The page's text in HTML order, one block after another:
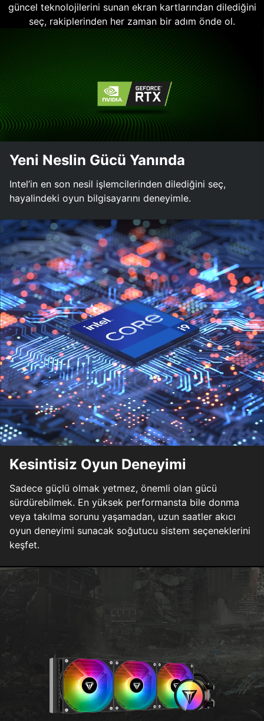
güncel teknolojilerini sunan ekran kartlarından dilediğini
seç, rakiplerinden her zaman bir adım önde ol.
Yeni Neslin Gücü Yanında
Intel’in en son nesil işlemcilerinden dilediğini seç,
hayalindeki oyun bilgisayarını deneyimle.
Kesintisiz Oyun Deneyimi
Sadece güçlü olmak yetmez, önemli olan gücü
sürdürebilmek. En yüksek performansta bile donma
veya takılma sorunu yaşamadan, uzun saatler akıcı
oyun deneyimi sunacak soğutucu sistem seçeneklerini
keşfet.